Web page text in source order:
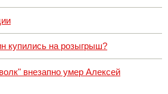
купились на розыгрыш?
внезапно умер Алексей